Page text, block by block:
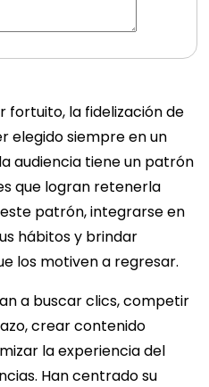
fortuito, la fidelización de
elegido siempre en un
audiencia tiene un patrón
que logran retenerla
patrón, integrarse en
hábitos y brindar
los motiven a regresar.
a buscar clics, competir
crear contenido
la experiencia del
Han centrado su